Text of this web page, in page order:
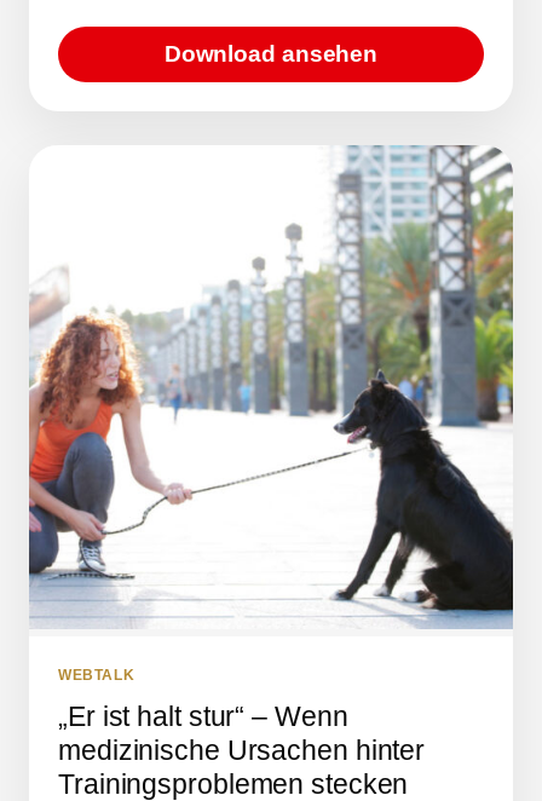
Download ansehen
WEBTALK
„Er ist halt stur“ – Wenn
medizinische Ursachen hinter
Trainingsproblemen stecken